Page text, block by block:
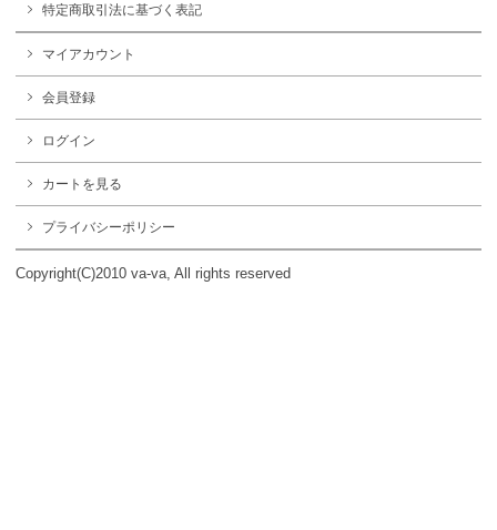
特定商取引法に基づく表記
マイアカウント
会員登録
ログイン
カートを見る
プライバシーポリシー
Copyright(C)2010 va-va, All rights reserved